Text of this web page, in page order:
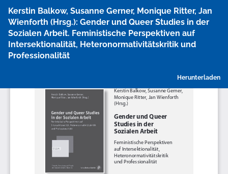
Artikeldetails
zurückkehren
Kerstin Balkow, Susanne Gerner, Monique Ritter, Jan
Wienforth (Hrsg.): Gender und Queer Studies in der
Sozialen Arbeit. Feministische Perspektiven auf
Intersektionalität, Heteronormativitätskritik und
Professionalität
Herunterladen